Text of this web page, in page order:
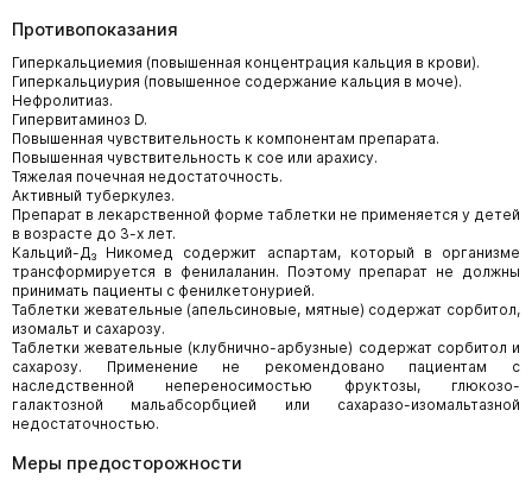
Противопоказания
Гиперкальциемия (повышенная концентрация кальция в крови).
Гиперкальциурия (повышенное содержание кальция в моче).
Нефролитиаз.
Гипервитаминоз D.
Повышенная чувствительность к компонентам препарата.
Повышенная чувствительность к сое или арахису.
Тяжелая почечная недостаточность.
Активный туберкулез.
Препарат в лекарственной форме таблетки не применяется у детей
в возрасте до 3-х лет.
Кальций-Д₃ Никомед содержит аспартам, который в организме
трансформируется в фенилаланин. Поэтому препарат не должны
принимать пациенты с фенилкетонурией.
Таблетки жевательные (апельсиновые, мятные) содержат сорбитол,
изомальт и сахарозу.
Таблетки жевательные (клубнично-арбузные) содержат сорбитол и
сахарозу. Применение не рекомендовано пациентам с
наследственной непереносимостью фруктозы, глюкозо-
галактозной мальабсорбцией или сахаразо-изомальтазной
недостаточностью.
Меры предосторожности